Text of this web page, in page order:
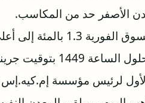
الأصفر حد من المكاسب.
الأول لرئيس مؤسسة